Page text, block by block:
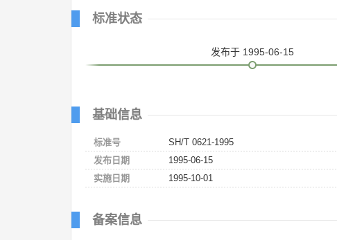
标准状态
发布于 1995-06-15
基础信息
标准号
SH/T 0621-1995
发布日期
1995-06-15
实施日期
1995-10-01
备案信息